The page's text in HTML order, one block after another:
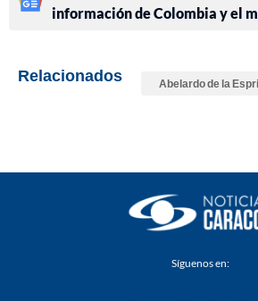
información de Colombia y el
Relacionados Abelardo de la
Síguenos en: